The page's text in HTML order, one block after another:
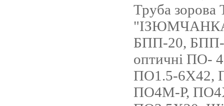
Труба
БПП-20, БПП-
оптичні ПО-
ПО1.5-6Х42,
ПО4М-Р,